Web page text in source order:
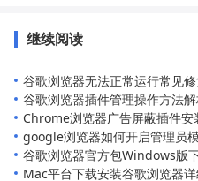
继续阅读
谷歌浏览器无法正常运行常见
谷歌浏览器插件管理操作方法
Chrome浏览器广告屏蔽插件安
google浏览器如何开启管理员
谷歌浏览器官方包Windows版
Mac平台下载安装谷歌浏览器